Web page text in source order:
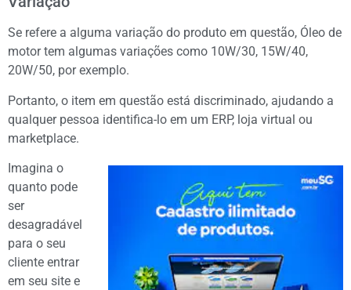
Se refere a alguma variação do produto em questão, Óleo de
motor tem algumas variações como 10W/30, 15W/40,
20W/50, por exemplo.
Portanto, o item em questão está discriminado, ajudando a
qualquer pessoa identifica-lo em um ERP, loja virtual ou
marketplace.
Imagina o
quanto pode
ser
desagradável
para o seu
cliente entrar
em seu site e